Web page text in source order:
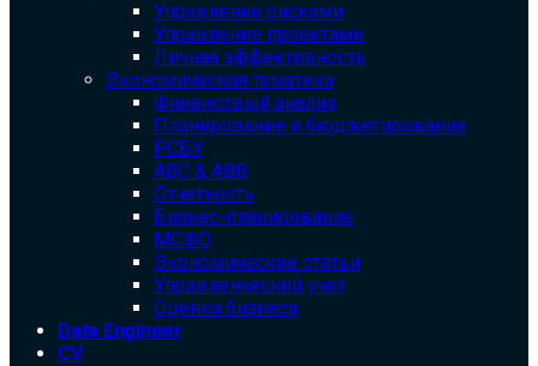
Управление рисками
Управление проектами
Личная эффективность
Экономическая тематика
Финансовый анализ
Планирование и бюджетирование
РСБУ
ABC & ABB
Отчетность
Бизнес-планирование
МСФО
Экономические статьи
Управленческий учет
Оценка бизнеса
Data Engineer
CV